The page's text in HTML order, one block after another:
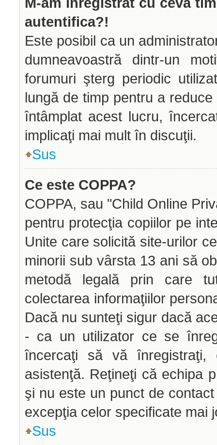
autentifica?!
Este posibil ca un
dumneavoastră dintr-un
forumuri şterg periodic
lungă de timp pentru a
întâmplat acest lucru,
implicaţi mai mult în discuţii.
Sus
Ce este COPPA?
COPPA, sau "Child Online
pentru protecţia copiilor pe
Unite care solicită site-urilor
minorii sub vârsta 13 ani să
metodă legală prin care
colectarea informaţiilor
Dacă nu sunteţi sigur dacă
- ca un utilizator ce se
încercaţi să vă înregistraţi,
asistenţă. Reţineţi că echipa
şi nu este un punct de
excepţia celor specificate mai
Sus